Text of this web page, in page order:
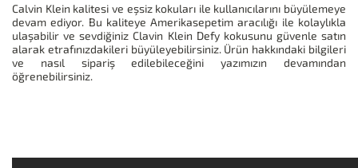
Calvin Klein kalitesi ve eşsiz kokuları ile kullanıcılarını büyülemeye
devam ediyor. Bu kaliteye Amerikasepetim aracılığı ile kolaylıkla
ulaşabilir ve sevdiğiniz Clavin Klein Defy kokusunu güvenle satın
alarak etrafınızdakileri büyüleyebilirsiniz. Ürün hakkındaki bilgileri
ve nasıl sipariş edilebileceğini yazımızın devamından
öğrenebilirsiniz.